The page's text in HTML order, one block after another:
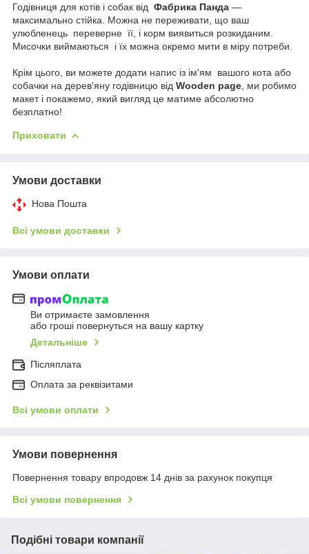
Годівниця для котів і собак від Фабрика Панда —
максимально стійка. Можна не переживати, що ваш
улюбленець переверне її, і корм виявиться розкиданим.
Мисочки виймаються і їх можна окремо мити в міру потреби.
Крім цього, ви можете додати напис із ім'ям вашого кота або
собачки на дерев'яну годівницю від Wooden page , ми робимо
макет і покажемо, який вигляд це матиме абсолютно
безплатно!
Приховати
Умови доставки
Нова Пошта
Всі умови доставки
Умови оплати
Ви отримаєте замовлення
або гроші повернуться на вашу картку
Детальніше
Післяплата
Оплата за реквізитами
Всі умови оплати
Умови повернення
Повернення товару впродовж 14 днів за рахунок покупця
Всі умови повернення
Подібні товари компанії